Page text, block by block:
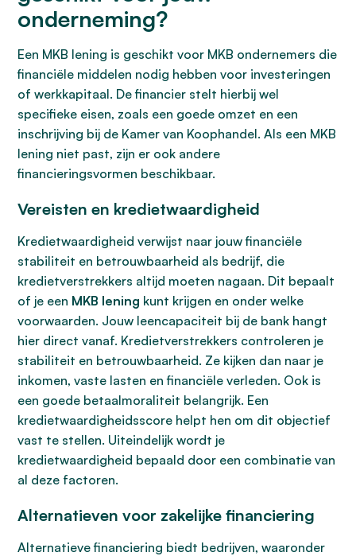
onderneming?
Een MKB lening is geschikt voor MKB ondernemers die
financiële middelen nodig hebben voor investeringen
of werkkapitaal. De financier stelt hierbij wel
specifieke eisen, zoals een goede omzet en een
inschrijving bij de Kamer van Koophandel. Als een MKB
lening niet past, zijn er ook andere
financieringsvormen beschikbaar.
Vereisten en kredietwaardigheid
Kredietwaardigheid verwijst naar jouw financiële
stabiliteit en betrouwbaarheid als bedrijf, die
kredietverstrekkers altijd moeten nagaan. Dit bepaalt
of je een MKB lening kunt krijgen en onder welke
voorwaarden. Jouw leencapaciteit bij de bank hangt
hier direct vanaf. Kredietverstrekkers controleren je
stabiliteit en betrouwbaarheid. Ze kijken dan naar je
inkomen, vaste lasten en financiële verleden. Ook is
een goede betaalmoraliteit belangrijk. Een
kredietwaardigheidsscore helpt hen om dit objectief
vast te stellen. Uiteindelijk wordt je
kredietwaardigheid bepaald door een combinatie van
al deze factoren.
Alternatieven voor zakelijke financiering
Alternatieve financiering biedt bedrijven, waaronder